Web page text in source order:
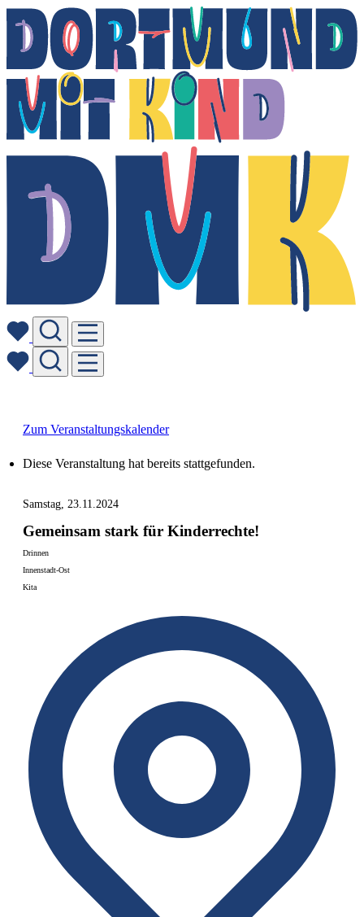
Zum Veranstaltungskalender
Diese Veranstaltung hat bereits stattgefunden.
Samstag, 23.11.2024
Gemeinsam stark für Kinderrechte!
Drinnen
Innenstadt-Ost
Kita